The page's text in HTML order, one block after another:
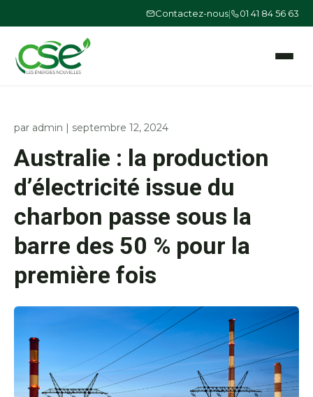
Contactez-nous| 01 41 84 56 63
Ouvrir le
par admin | septembre 12, 2024
Australie : la production
d’électricité issue du
charbon passe sous la
barre des 50 % pour la
première fois